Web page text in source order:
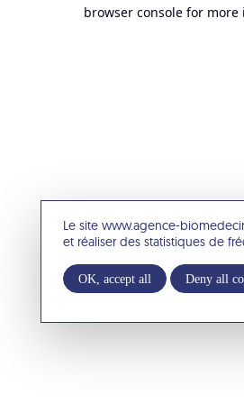
Le site www.agence-
et réaliser des statistiques de
OK, accept all Deny all
browser console for